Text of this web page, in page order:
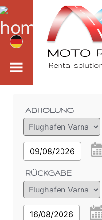
ABHOLUNG
09/08/2026
RÜCKGABE
16/08/2026